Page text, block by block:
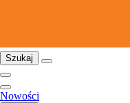
Szukaj
Nowości